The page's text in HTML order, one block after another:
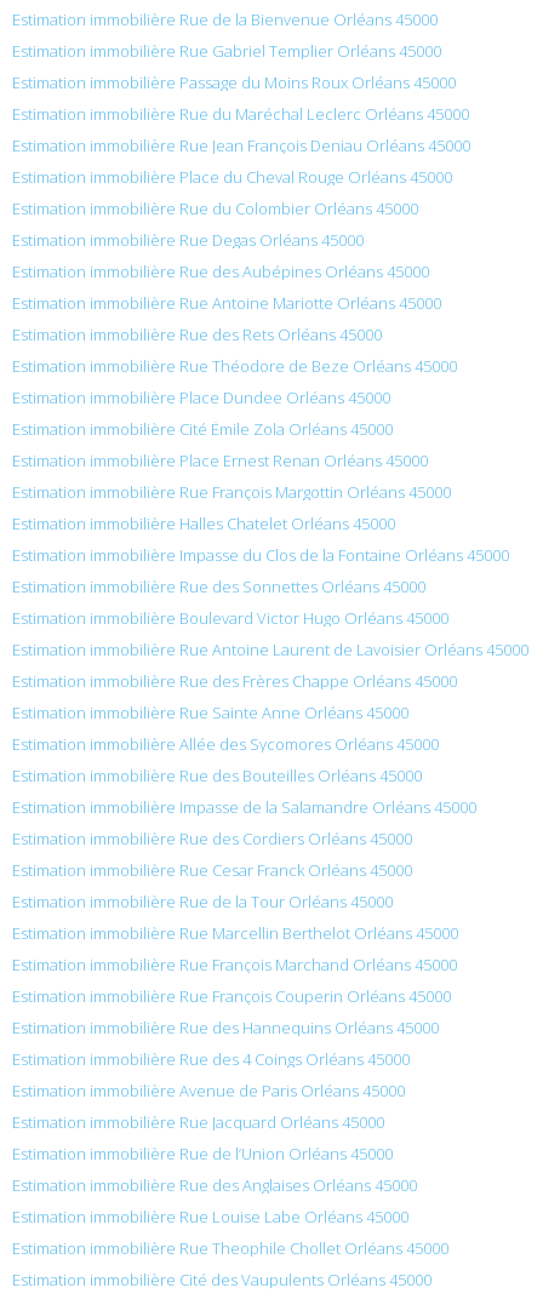
Estimation immobilière Rue de la Bienvenue Orléans 45000
Estimation immobilière Rue Gabriel Templier Orléans 45000
Estimation immobilière Passage du Moins Roux Orléans 45000
Estimation immobilière Rue du Maréchal Leclerc Orléans 45000
Estimation immobilière Rue Jean François Deniau Orléans 45000
Estimation immobilière Place du Cheval Rouge Orléans 45000
Estimation immobilière Rue du Colombier Orléans 45000
Estimation immobilière Rue Degas Orléans 45000
Estimation immobilière Rue des Aubépines Orléans 45000
Estimation immobilière Rue Antoine Mariotte Orléans 45000
Estimation immobilière Rue des Rets Orléans 45000
Estimation immobilière Rue Théodore de Beze Orléans 45000
Estimation immobilière Place Dundee Orléans 45000
Estimation immobilière Cité Émile Zola Orléans 45000
Estimation immobilière Place Ernest Renan Orléans 45000
Estimation immobilière Rue François Margottin Orléans 45000
Estimation immobilière Halles Chatelet Orléans 45000
Estimation immobilière Impasse du Clos de la Fontaine Orléans 45000
Estimation immobilière Rue des Sonnettes Orléans 45000
Estimation immobilière Boulevard Victor Hugo Orléans 45000
Estimation immobilière Rue Antoine Laurent de Lavoisier Orléans 45000
Estimation immobilière Rue des Frères Chappe Orléans 45000
Estimation immobilière Rue Sainte Anne Orléans 45000
Estimation immobilière Allée des Sycomores Orléans 45000
Estimation immobilière Rue des Bouteilles Orléans 45000
Estimation immobilière Impasse de la Salamandre Orléans 45000
Estimation immobilière Rue des Cordiers Orléans 45000
Estimation immobilière Rue Cesar Franck Orléans 45000
Estimation immobilière Rue de la Tour Orléans 45000
Estimation immobilière Rue Marcellin Berthelot Orléans 45000
Estimation immobilière Rue François Marchand Orléans 45000
Estimation immobilière Rue François Couperin Orléans 45000
Estimation immobilière Rue des Hannequins Orléans 45000
Estimation immobilière Rue des 4 Coings Orléans 45000
Estimation immobilière Avenue de Paris Orléans 45000
Estimation immobilière Rue Jacquard Orléans 45000
Estimation immobilière Rue de l’Union Orléans 45000
Estimation immobilière Rue des Anglaises Orléans 45000
Estimation immobilière Rue Louise Labe Orléans 45000
Estimation immobilière Rue Theophile Chollet Orléans 45000
Estimation immobilière Cité des Vaupulents Orléans 45000